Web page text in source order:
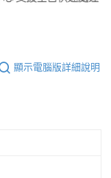
顯示電腦版詳細說明